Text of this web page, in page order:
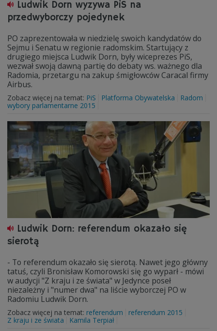
Ludwik Dorn wyzywa PiS na
przedwyborczy pojedynek
PO zaprezentowała w niedzielę swoich kandydatów do
Sejmu i Senatu w regionie radomskim. Startujący z
drugiego miejsca Ludwik Dorn, były wiceprezes PiS,
wezwał swoją dawną partię do debaty ws. ważnego dla
Radomia, przetargu na zakup śmigłowców Caracal firmy
Airbus.
Zobacz więcej na temat: PiS Platforma Obywatelska
Radom
wybory parlamentarne 2015
Ludwik Dorn: referendum okazało się
sierotą
- To referendum okazało się sierotą. Nawet jego główny
tatuś, czyli Bronisław Komorowski się go wyparł - mówi
w audycji "Z kraju i ze świata" w Jedynce poseł
niezależny i "numer dwa" na liście wyborczej PO w
Radomiu Ludwik Dorn.
Zobacz więcej na temat: referendum
referendum 2015
Z kraju i ze świata
Kamila Terpiał